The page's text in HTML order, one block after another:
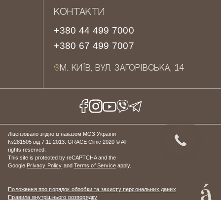
КОНТАКТИ
+380 44 499 7000
+380 67 499 7007
М. КИЇВ, ВУЛ. ЗАГОРІВСЬКА, 14
Ліцензовано згідно із наказом МОЗ України
№281505 від 7.11.2013. GRACE Clinic 2020 © All
rights reserved.
This site is protected by reCAPTCHA and the
Google Privacy Policy and Terms of Service apply.
Положення про порядок обробки та захисту персональних даних
Правила внутрішнього розпорядку